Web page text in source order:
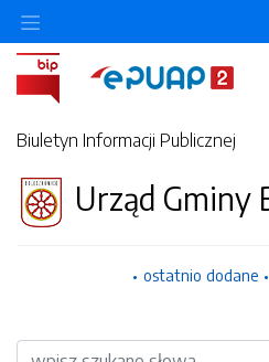
Biuletyn Informacji Publicznej
Urząd Gminy
ostatnio dodane
Wyszukiwarka